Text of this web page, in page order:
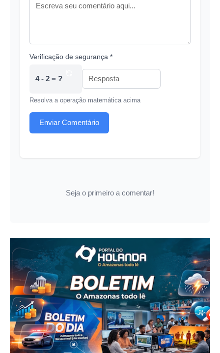
Verificação de segurança *
4 - 2 = ?
Resolva a operação matemática acima
Enviar Comentário
Seja o primeiro a comentar!